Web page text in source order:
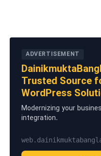
ADVERTISEMENT
Trusted Source
WordPress
Modernizing your
integration.